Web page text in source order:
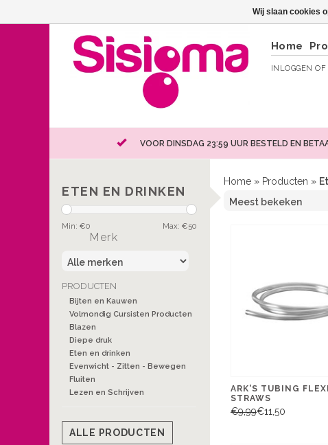
Home
INLOGGEN OF
VOOR DINSDAG 23:59 UUR BESTELD EN
ETEN EN DRINKEN
Min: €0 Max: €50
Merk
PRODUCTEN
Bijten en Kauwen
Volmondig Cursisten Producten
Blazen
Diepe druk
Eten en drinken
Evenwicht - Zitten - Bewegen
Fluiten
Lezen en Schrijven
ALLE PRODUCTEN
Home » Producten »
ARK'S TUBING
STRAWS
€9,99€11,50
Wij slaan cookies